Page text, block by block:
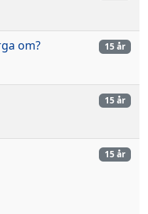
om? 15 år
15 år
15 år